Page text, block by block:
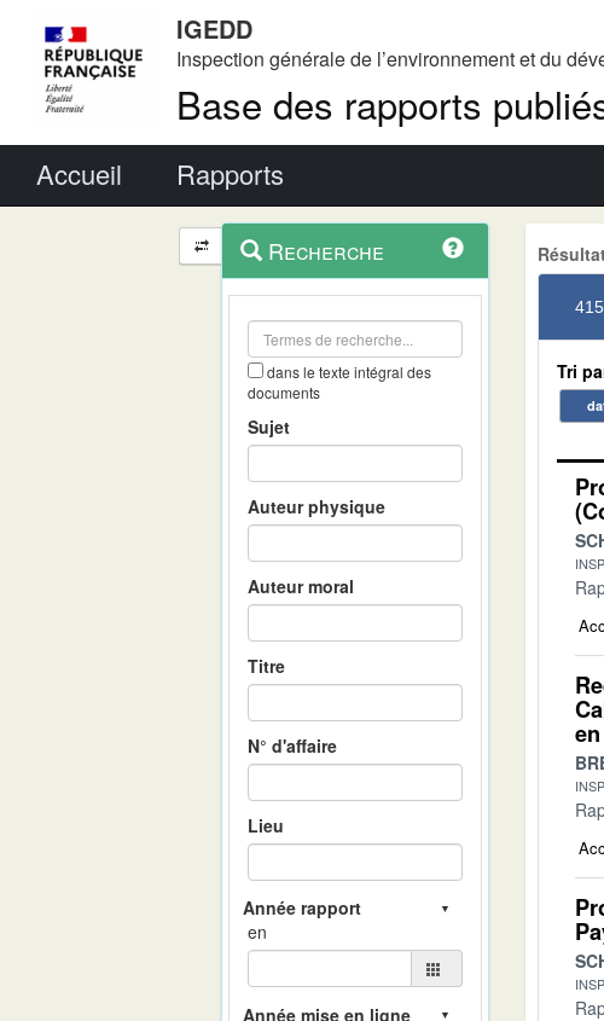
IGEDD
Inspection générale de l’environnement et du
Base des rapports
Accueil Rapports
Navigation
et
outils
contextuel
Recherche
dans le texte intégral des
documents
Sujet
Auteur physique
Auteur moral
Titre
N° d'affaire
Lieu
en
Tri